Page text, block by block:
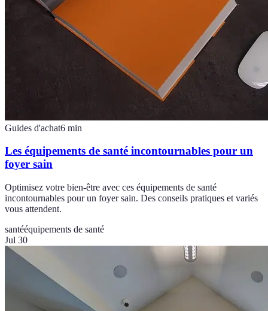
Guides d'achat6 min
Les équipements de santé incontournables pour un
foyer sain
Optimisez votre bien-être avec ces équipements de santé
incontournables pour un foyer sain. Des conseils pratiques et variés
vous attendent.
santééquipements de santé
Jul 30